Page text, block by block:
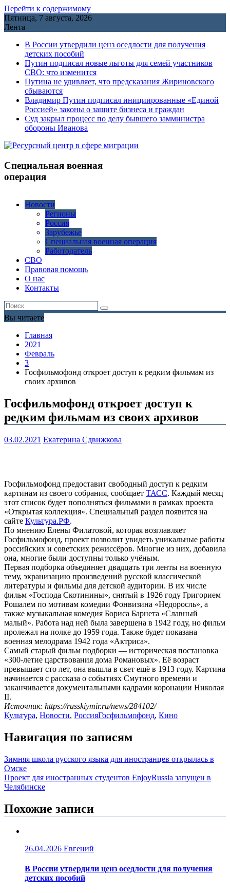
Перейти к содержимому
Пятница, 7 августа, 2026
Лента
В России утвердили ценз оседлости для получения
детских пособий
Путин подписал новые льготы для семей участников
СВО: что изменится
Путина не удивляет, что предсказания Жириновского
сбываются
Владимир Путин подписал инициированные «Единой
Россией» законы о защите бизнеса и граждан
Cуд закрыл процесс по делу бывшего замминистра
обороны Иванова
Специальная военная
операция
Новости
Регионы
Россия
Зарубежье
Специальная военная операция
Работодатель
СВО
Правовая помощь
О нас
Контакты
Вы читаете
Главная
2021
Февраль
3
Госфильмофонд откроет доступ к редким фильмам из
своих архивов
Госфильмофонд откроет доступ к
редким фильмам из своих архивов
03.02.2021 Екатерина Сдвижкова
Госфильмофонд предоставит свободный доступ к редким
картинам из своего собрания, сообщает ТАСС. Каждый месяц
этот список будет пополняться фильмами в рамках проекта
«Открытая коллекция». Специальный раздел появится на
сайте Культура.РФ.
По мнению Елены Филатовой, которая возглавляет
Госфильмофонд, проект позволит увидеть уникальные работы
российских и советских режиссёров. Многие из них, добавила
она, многие были доступны только учёным.
Первая подборка объединяет двадцать три ленты на военную
тему, экранизацию произведений русской классической
литературы и фильмы для детской аудитории. В их числе
фильм «Господа Скотинины», снятый в 1926 году Григорием
Рошалем по мотивам комедии Фонвизина «Недоросль», а
также музыкальная комедия Бориса Барнета «Славный
малый». Работа над ней была завершена в 1942 году, но фильм
пролежал на полке до 1959 года. Также будет показана
военная мелодрама 1942 года «Актриса».
Самый старый фильм подборки — историческая постановка
«300-летие царствования дома Романовых». Её возраст
превышает сто лет, она вышла в свет ещё в 1913 году. Картина
начинается с рассказа о событиях Смутного времени и
заканчивается документальными кадрами коронации Николая
II.
Источник: https://russkiymir.ru/news/284102/
Культура, Новости, РоссияГосфильмофонд, Кино
Навигация по записям
Зимняя школа русского языка для иностранцев открылась в
Омске
Проект для иностранных студентов EnjoyRussia запущен в
Челябинске
Похожие записи
26.04.2026 Евгений
В России утвердили ценз оседлости для получения
детских пособий